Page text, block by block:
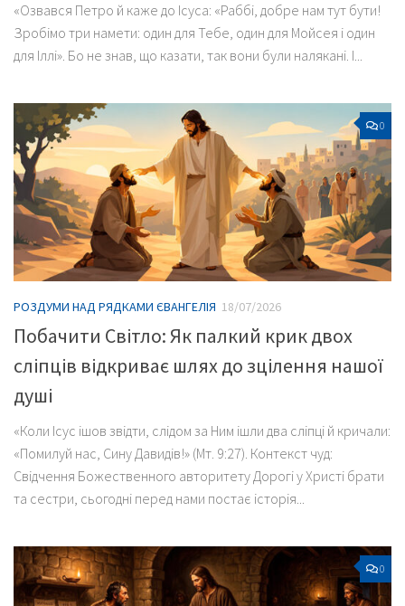
«Озвався Петро й каже до Ісуса: «Раббі, добре нам тут бути!
Зробімо три намети: один для Тебе, один для Мойсея і один
для Іллі». Бо не знав, що казати, так вони були налякані. І...
0
РОЗДУМИ НАД РЯДКАМИ ЄВАНГЕЛІЯ 18/07/2026
Побачити Світло: Як палкий крик двох
сліпців відкриває шлях до зцілення нашої
душі
«Коли Ісус ішов звідти, слідом за Ним ішли два сліпці й кричали:
«Помилуй нас, Сину Давидів!» (Мт. 9:27). Контекст чуд:
Свідчення Божественного авторитету Дорогі у Христі брати
та сестри, сьогодні перед нами постає історія...
0